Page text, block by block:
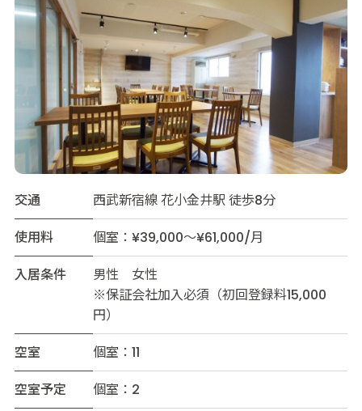
交通
西武新宿線 花小金井駅 徒歩8分
使用料
個室：¥39,000～¥61,000/月
入居条件
男性 女性
※保証会社加入必須（初回登録料15,000
円）
空室
個室：11
空室予定
個室：2